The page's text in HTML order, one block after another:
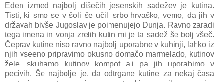
Eden izmed najbolj dišečih jesenskih sadežev je kutina.
Tisti, ki smo se v šoli še učili srbo-hrvaško, vemo, da jih v
državah bivše Jugoslavije poimenujejo Dunja. Ravno zaradi
tega imena in vonja zrelih kutin mi je ta sadež še bolj všeč.
Čeprav kutine niso ravno najbolj uporabne v kuhinji, lahko iz
njih vseeno pripravimo okusno domačo marmelado, kutinov
žele, skuhamo kutinov kompot ali pa jih uporabimo v
pecivih. Še najbolje je, da odtrgane kutine za nekaj časa